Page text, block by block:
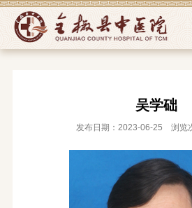
吴学础
发布日期：2023-06-25 浏览